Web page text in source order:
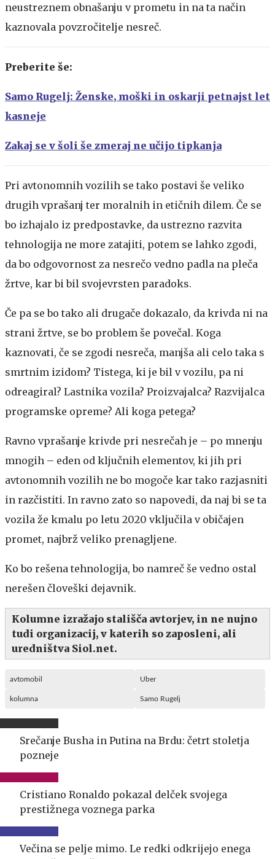
neustreznem obnašanju v prometu in na ta način
kaznovala povzročitelje nesreč.
Preberite še:
Samo Rugelj: Ženske, moški in oskarji petnajst let
kasneje
Zakaj se v šoli še zmeraj ne učijo tipkanja
Pri avtonomnih vozilih se tako postavi še veliko
drugih vprašanj ter moralnih in etičnih dilem. Če se
bo izhajalo iz predpostavke, da ustrezno razvita
tehnologija ne more zatajiti, potem se lahko zgodi,
da bo odgovornost za nesrečo vedno padla na pleča
žrtve, kar bi bil svojevrsten paradoks.
Če pa se bo tako ali drugače dokazalo, da krivda ni na
strani žrtve, se bo problem še povečal. Koga
kaznovati, če se zgodi nesreča, manjša ali celo taka s
smrtnim izidom? Tistega, ki je bil v vozilu, pa ni
odreagiral? Lastnika vozila? Proizvajalca? Razvijalca
programske opreme? Ali koga petega?
Ravno vprašanje krivde pri nesrečah je – po mnenju
mnogih – eden od ključnih elementov, ki jih pri
avtonomnih vozilih ne bo mogoče kar tako razjasniti
in razčistiti. In ravno zato so napovedi, da naj bi se ta
vozila že kmalu po letu 2020 vključila v običajen
promet, najbrž veliko prenagljene.
Ko bo rešena tehnologija, bo namreč še vedno ostal
nerešen človeški dejavnik.
Kolumne izražajo stališča avtorjev, in ne nujno
tudi organizacij, v katerih so zaposleni, ali
uredništva Siol.net.
avtomobil Uber
kolumna Samo Rugelj
Srečanje Busha in Putina na Brdu: četrt stoletja
pozneje
Cristiano Ronaldo pokazal delček svojega
prestižnega voznega parka
Večina se pelje mimo. Le redki odkrijejo enega